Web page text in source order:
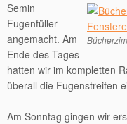
Semin
Fugenfüller
angemacht. Am
Ende des Tages
hatten wir im kompletten
überall die Fugenstreifen
Am Sonntag gingen wir